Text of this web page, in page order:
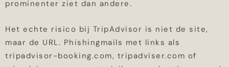
prominenter ziet dan andere.
Het echte risico bij TripAdvisor is niet de site,
maar de URL. Phishingmails met links als
tripadvisor-booking.com, tripadviser.com of